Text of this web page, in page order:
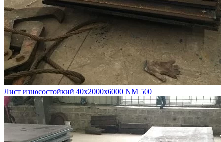
Лист износостойкий 40х2000х6000 NM 500